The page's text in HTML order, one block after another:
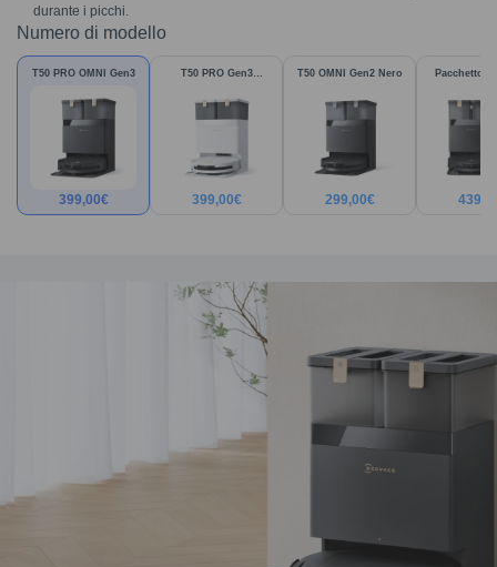
durante i picchi.
Numero di modello
T50 PRO OMNI Gen3
399,00€
T50 PRO Gen3
Bianco
399,00€
T50 OMNI Gen2 Nero
299,00€
Pacchetto
Gen3